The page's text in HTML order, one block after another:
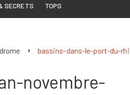
SECRETS TOPS
bassins-dans-le-port-du-
novembre-